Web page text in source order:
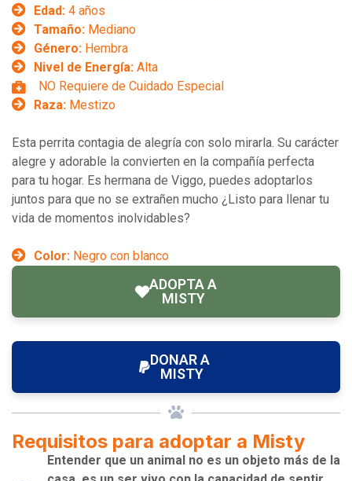
Edad: 4 años
Tamaño: Mediano
Género: Hembra
Nivel de Energía: Alta
NO Requiere de Cuidado Especial
Raza: Mestizo
Esta perrita contagia de alegría con solo mirarla. Su carácter
alegre y adorable la convierten en la compañía perfecta
para tu hogar. Es hermana de Viggo, puedes adoptarlos
juntos para que no se extrañen mucho ¿Listo para llenar tu
vida de momentos inolvidables?
Color: Negro con blanco
ADOPTA A
MISTY
DONAR A
MISTY
Requisitos para adoptar a Misty
Entender que un animal no es un objeto más de la